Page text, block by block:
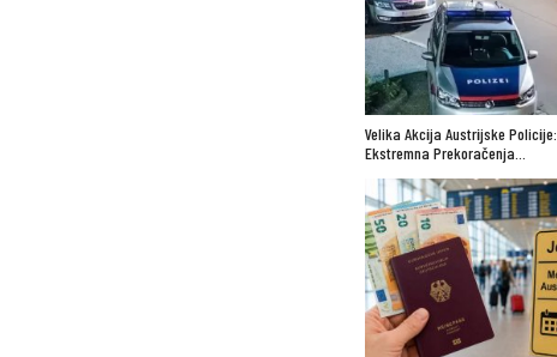
Velika Akcija Austrijske Policije:
Ekstremna Prekoračenja…